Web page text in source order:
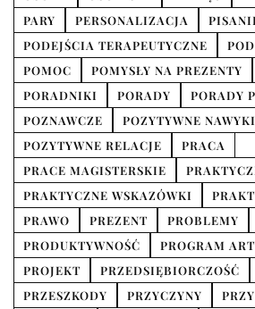
PARY
PERSONALIZACJA
PODEJŚCIA TERAPEUTYCZNE
POMOC
POMYSŁY NA PREZENTY
PORADNIKI
PORADY
PORADY
POZNAWCZE
POZYTYWNE NAWYKI
POZYTYWNE RELACJE
PRACA
PRACE MAGISTERSKIE
PRAKTYCZNE WSKAZÓWKI
PRAWO
PREZENT PROBLEMY
PRODUKTYWNOŚĆ
PROGRAM
PROJEKT
PRZEDSIĘBIORCZOŚĆ
PRZESZKODY
PRZYCZYNY